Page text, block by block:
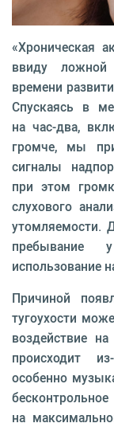
«Хроническая
ввиду ложной
времени
Спускаясь в
на час-два,
громче, мы
сигналы
при этом
слухового
утомляемости.
пребывание
использование
Причиной
тугоухости
воздействие
происходит
особенно
на